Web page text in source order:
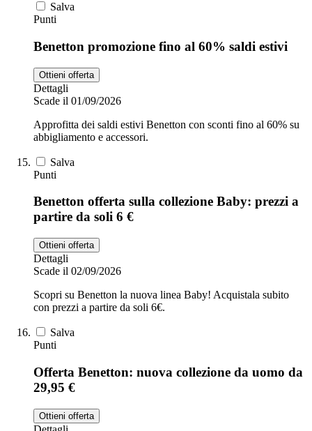
Salva
Punti
Benetton promozione fino al 60% saldi estivi
Ottieni offerta
Dettagli
Scade il 01/09/2026
Approfitta dei saldi estivi Benetton con sconti fino al 60% su
abbigliamento e accessori.
Salva
Punti
Benetton offerta sulla collezione Baby: prezzi a
partire da soli 6 €
Ottieni offerta
Dettagli
Scade il 02/09/2026
Scopri su Benetton la nuova linea Baby! Acquistala subito
con prezzi a partire da soli 6€.
Salva
Punti
Offerta Benetton: nuova collezione da uomo da
29,95 €
Ottieni offerta